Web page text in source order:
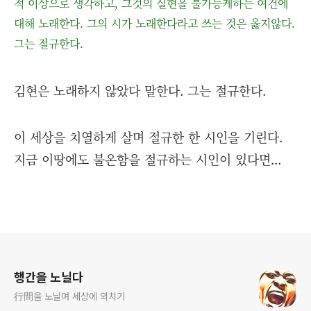
적 이상으로 생각하고, 그것의 실현을 불가능케하는 여건에
대해 노래한다. 그의 시가 노래한다라고 쓰는 것은 옳지않다.
그는 절규한다.
김현은 노래하지 않았다 말한다. 그는 절규한다.
이 세상을 치열하게 살며 절규한 한 시인을 기린다.
지금 이땅에도 불온함을 절규하는 시인이 있다면...
행간을 노닐다
行間을 노닐며 세상에 외치기